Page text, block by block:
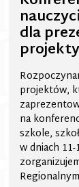
dla
projekty
projektów,
na
szkole,
w dniach